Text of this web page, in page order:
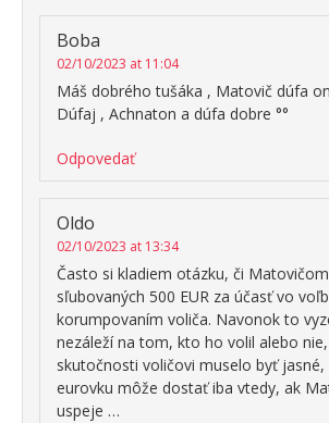
Boba
02/10/2023 at 11:04
Máš dobrého tušáka , Matovič dúfa
Dúfaj , Achnaton a dúfa dobre °°
Odpovedať
Oldo
02/10/2023 at 13:34
Často si kladiem otázku, či Matovičom
sľubovaných 500 EUR za účasť vo
korumpovaním voliča. Navonok to
nezáleží na tom, kto ho volil alebo
skutočnosti voličovi muselo byť jasné,
eurovku môže dostať iba vtedy, ak
uspeje …